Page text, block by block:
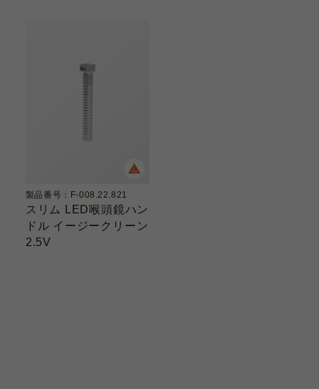
製品番号：F-008.22.821
スリム LED喉頭鏡ハン
ドル イージークリーン
2.5V